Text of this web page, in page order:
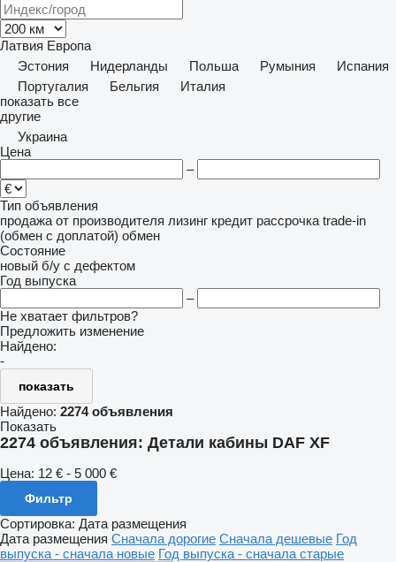
Латвия Европа
Эстония
Нидерланды Польша Румыния
Испания
Португалия
Бельгия
Италия
показать все
другие
Украина
Цена
–
Тип объявления
продажа от производителя лизинг кредит рассрочка trade-in
(обмен с доплатой) обмен
Состояние
новый б/у с дефектом
Год выпуска
–
Не хватает фильтров?
Предложить изменение
Найдено:
-
показать
Найдено: 2274 объявления
Показать
2274 объявления: Детали кабины DAF XF
Цена: 12 € - 5 000 €
Фильтр
Сортировка: Дата размещения
Дата размещения Сначала дорогие Сначала дешевые Год
выпуска - сначала новые Год выпуска - сначала старые